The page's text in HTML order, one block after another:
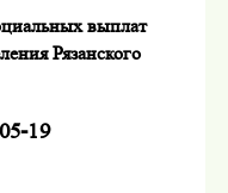
выплат
Рязанского
19